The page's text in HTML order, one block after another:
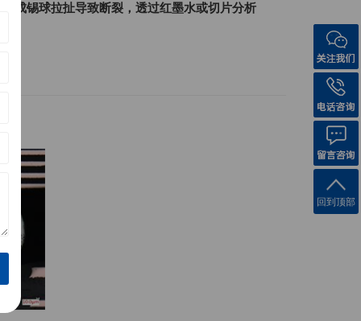
成锡球拉扯导致断裂，透过红墨水或切片分析
回到顶部